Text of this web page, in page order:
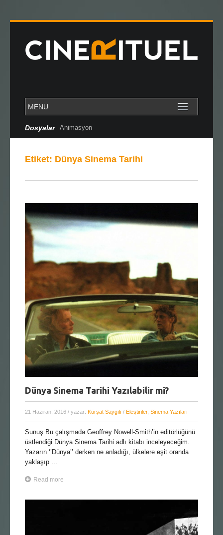
Dosyalar Animasyon
Etiket: Dünya Sinema Tarihi
Dünya Sinema Tarihi Yazılabilir mi?
21 Haziran, 2016 / yazar: Kürşat Saygılı / Eleştiriler, Sinema Yazıları
Sunuş Bu çalışmada Geoffrey Nowell-Smith’in editörlüğünü
üstlendiği Dünya Sinema Tarihi adlı kitabı inceleyeceğim.
Yazarın ‘’Dünya’’ derken ne anladığı, ülkelere eşit oranda
yaklaşıp ...
Read more